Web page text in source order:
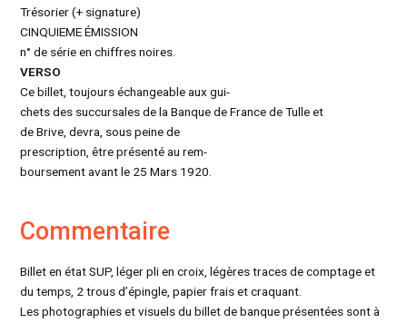
Trésorier (+ signature)
CINQUIEME ÉMISSION
n° de série en chiffres noires.
VERSO
Ce billet, toujours échangeable aux gui-
chets des succursales de la Banque de France de Tulle et
de Brive, devra, sous peine de
prescription, être présenté au rem-
boursement avant le 25 Mars 1920.
Commentaire
Billet en état SUP, léger pli en croix, légères traces de comptage et
du temps, 2 trous d’épingle, papier frais et craquant.
Les photographies et visuels du billet de banque présentées sont à